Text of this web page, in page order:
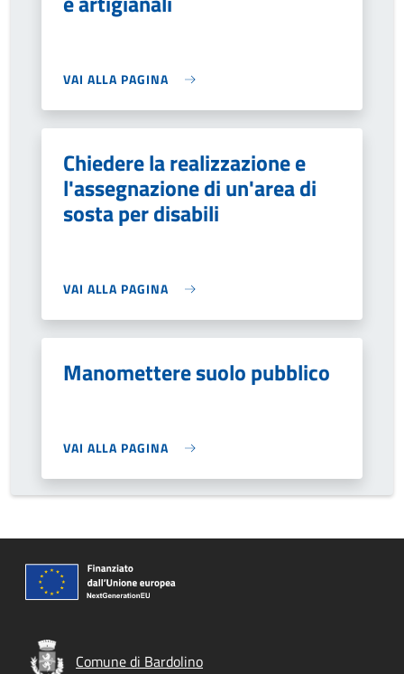
VAI ALLA PAGINA
Chiedere la realizzazione e
l'assegnazione di un'area di
sosta per disabili
VAI ALLA PAGINA
Manomettere suolo pubblico
VAI ALLA PAGINA
Comune di Bardolino